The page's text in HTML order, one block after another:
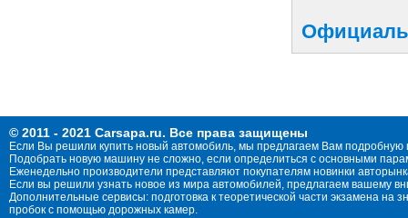
© 2011 - 2021 Carsapa.ru. Все права защищены
Если Вы решили купить новый автомобиль, мы предлагаем Вам
Подобрать новую машину не сложно, если определиться с основными
Еженедельно производители представляют покупателям новинки
Если вы решили узнать новое из мира автомобилей, предлагаем вашему
Дополнительные сервисы: подготовка к теоретической части экзамена
пробок с помощью дорожных камер.